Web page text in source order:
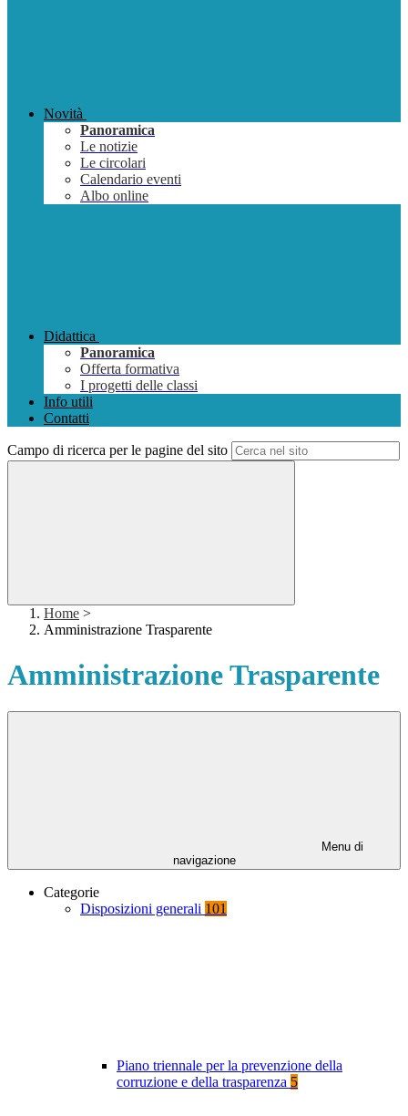
Novità
Panoramica
Le notizie
Le circolari
Calendario eventi
Albo online
Didattica
Panoramica
Offerta formativa
I progetti delle classi
Info utili
Contatti
Campo di ricerca per le pagine del sito
Home >
Amministrazione Trasparente
Amministrazione Trasparente
Menu di
navigazione
Categorie
Disposizioni generali 101
Piano triennale per la prevenzione della
corruzione e della trasparenza 5